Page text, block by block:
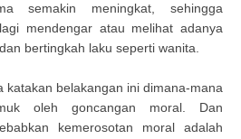
semakin meningkat, sehingga
mendengar atau melihat adanya
bertingkah laku seperti wanita.
katakan belakangan ini dimana-mana
oleh goncangan moral. Dan
kemerosotan moral adalah